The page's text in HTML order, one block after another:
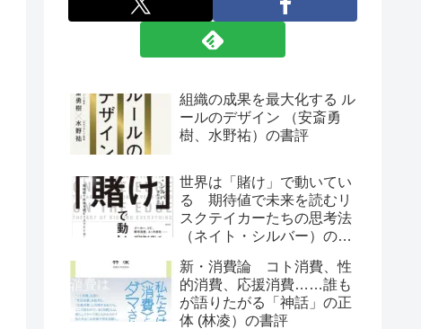
組織の成果を最大化する ル
ールのデザイン （安斎勇
樹、水野祐）の書評
世界は「賭け」で動いてい
る 期待値で未来を読むリ
スクテイカーたちの思考法
（ネイト・シルバー）の書
新・消費論 コト消費、性
的消費、応援消費……誰も
が語りたがる「神話」の正
体 (林凌）の書評